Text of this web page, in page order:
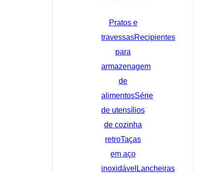
Pratos e
travessasRecipientes
para
armazenagem
de
alimentosSérie
de utensílios
de cozinha
retroTaças
em aço
inoxidável Lancheiras